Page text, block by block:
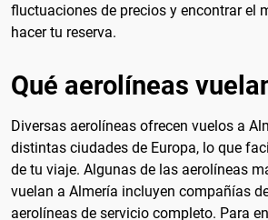
fluctuaciones de precios y encontrar el
hacer tu reserva.
Qué aerolíneas
Diversas aerolíneas ofrecen vuelos a
distintas ciudades de Europa, lo que
de tu viaje. Algunas de las aerolíneas
vuelan a Almería incluyen compañías
aerolíneas de servicio completo. Para